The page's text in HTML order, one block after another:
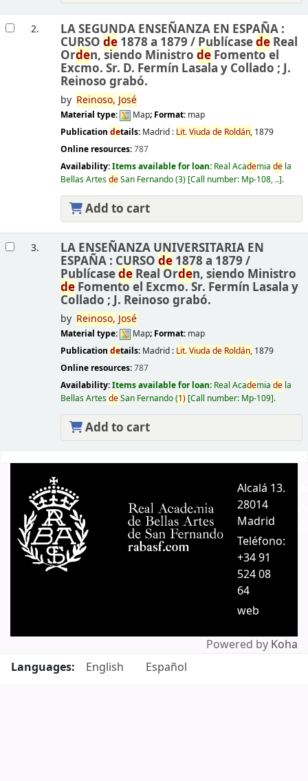
2. LA SEGUNDA ENSEÑANZA EN ESPAÑA :
CURSO de1878 a 1879 / PublícasedeReal
Orden, siendo Ministro deFomento el
Excmo. Sr. D. Fermín Lasala y Collado ; J.
Reinoso grabó.
by Reinoso, José
Material type: Map; Format: map
Publication details: Madrid : Lit.Viuda de Roldán, 1879
Online resources:787
Availability:Items available for loan: Real Academia dela
Bellas ArtesdeSan Fernando(3) Call number: Mp-108, .. .
Add to cart
3. LA ENSEÑANZA UNIVERSITARIA EN
ESPAÑA : CURSO de1878 a 1879 /
PublícasedeReal Orden, siendo Ministro
deFomento el Excmo. Sr. Fermín Lasala y
Collado ; J. Reinoso grabó.
by Reinoso, José
Material type: Map; Format: map
Publication details: Madrid : Lit.Viuda de Roldán, 1879
Online resources:787
Availability:Items available for loan: Real Academia dela
Bellas ArtesdeSan Fernando(1) Call number: Mp-109 .
Add to cart
Alcalá 13.
28014
Madrid
Teléfono:
+34 91
524 08
64
web
Powered by Koha
Languages:
English Español